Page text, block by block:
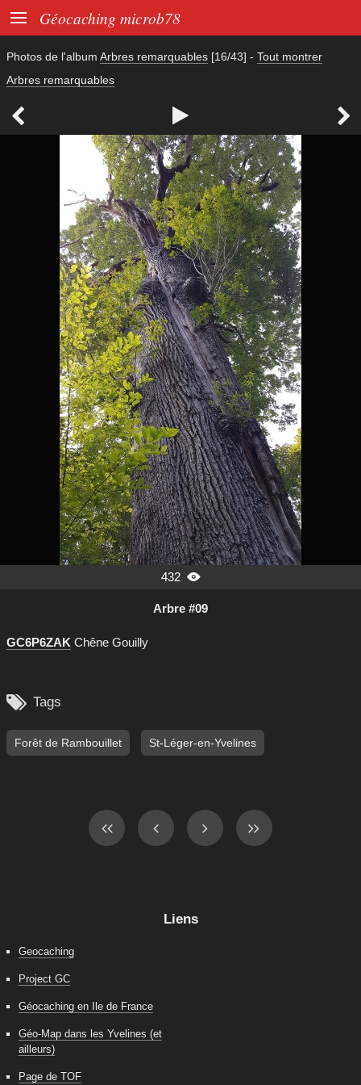
 Géocaching microb78
Photos de l'album Arbres remarquables [16/43] - Tout montrer
Arbres remarquables
  
432 
Arbre #09
GC6P6ZAK Chêne Gouilly
 Tags
Forêt de Rambouillet St-Léger-en-Yvelines
Liens
Geocaching
Project GC
Géocaching en Ile de France
Géo-Map dans les Yvelines (et
ailleurs)
Page de TOF